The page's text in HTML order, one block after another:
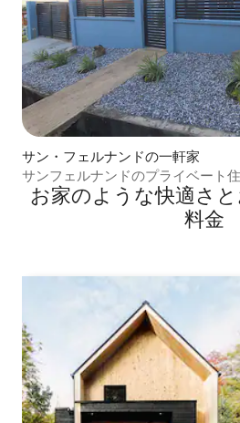
サン・フェルナンドの一軒家
サンフェルナンドのプライベート
お家のような快⁠適⁠さ⁠
料⁠金